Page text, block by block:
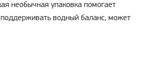
необычная упаковка помогает
водный баланс, может